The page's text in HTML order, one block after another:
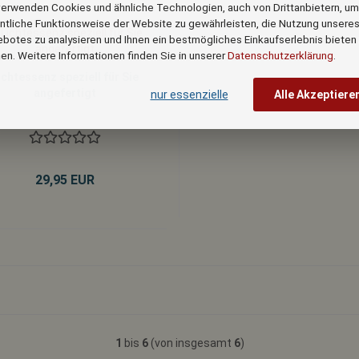
Cookies und ähnliche Technologien, auch von Drittanbietern,
Funktionsweise der Website zu gewährleisten, die Nutzung unseres
zu analysieren und Ihnen ein bestmögliches Einkaufserlebnis bieten
Weitere Informationen finden Sie in unsererDatenschutzerklärung
Alle
nur essenzielle
29,95 EUR
1 bis 6(von insgesamt 6)